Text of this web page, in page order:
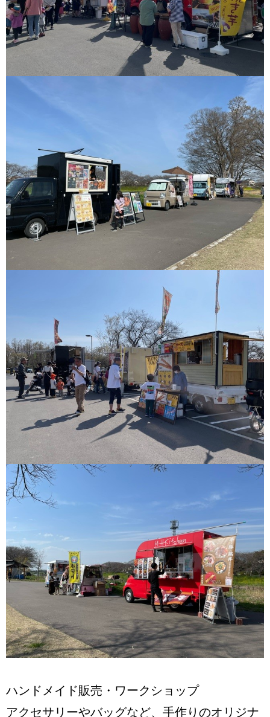
ハンドメイド販売・ワークショップ
アクセサリーやバッグなど、手作りのオリジナ